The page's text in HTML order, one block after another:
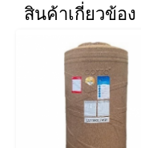
สินค้าเกี่ยวข้อง